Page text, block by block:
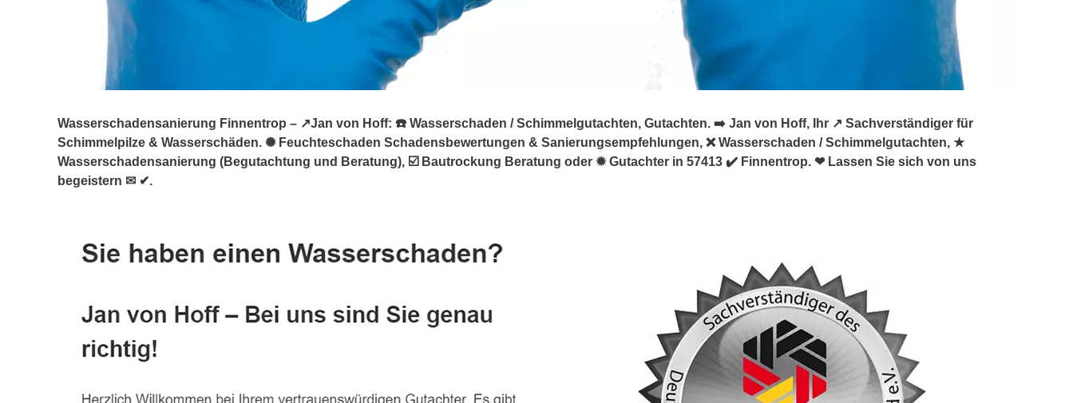
Wasserschadensanierung Finnentrop – ↗️Jan von Hoff: ☎️ Wasserschaden / Schimmelgutachten, Gutachten. ➡️ Jan von Hoff, Ihr ↗️ Sachverständiger für
Schimmelpilze & Wasserschäden. ✺ Feuchteschaden Schadensbewertungen & Sanierungsempfehlungen, ❌ Wasserschaden / Schimmelgutachten, ★
Wasserschadensanierung (Begutachtung und Beratung), ☑️ Bautrockung Beratung oder ✹ Gutachter in 57413 ✔️ Finnentrop. ❤ Lassen Sie sich von uns
begeistern ✉ ✔.